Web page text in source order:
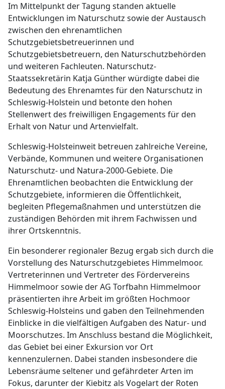
Im Mittelpunkt der Tagung standen aktuelle
Entwicklungen im Naturschutz sowie der Austausch
zwischen den ehrenamtlichen
Schutzgebietsbetreuerinnen und
Schutzgebietsbetreuern, den Naturschutzbehörden
und weiteren Fachleuten. Naturschutz-
Staatssekretärin Katja Günther würdigte dabei die
Bedeutung des Ehrenamtes für den Naturschutz in
Schleswig-Holstein und betonte den hohen
Stellenwert des freiwilligen Engagements für den
Erhalt von Natur und Artenvielfalt.
Schleswig-Holsteinweit betreuen zahlreiche Vereine,
Verbände, Kommunen und weitere Organisationen
Naturschutz- und Natura-2000-Gebiete. Die
Ehrenamtlichen beobachten die Entwicklung der
Schutzgebiete, informieren die Öffentlichkeit,
begleiten Pflegemaßnahmen und unterstützen die
zuständigen Behörden mit ihrem Fachwissen und
ihrer Ortskenntnis.
Ein besonderer regionaler Bezug ergab sich durch die
Vorstellung des Naturschutzgebietes Himmelmoor.
Vertreterinnen und Vertreter des Fördervereins
Himmelmoor sowie der AG Torfbahn Himmelmoor
präsentierten ihre Arbeit im größten Hochmoor
Schleswig-Holsteins und gaben den Teilnehmenden
Einblicke in die vielfältigen Aufgaben des Natur- und
Moorschutzes. Im Anschluss bestand die Möglichkeit,
das Gebiet bei einer Exkursion vor Ort
kennenzulernen. Dabei standen insbesondere die
Lebensräume seltener und gefährdeter Arten im
Fokus, darunter der Kiebitz als Vogelart der Roten